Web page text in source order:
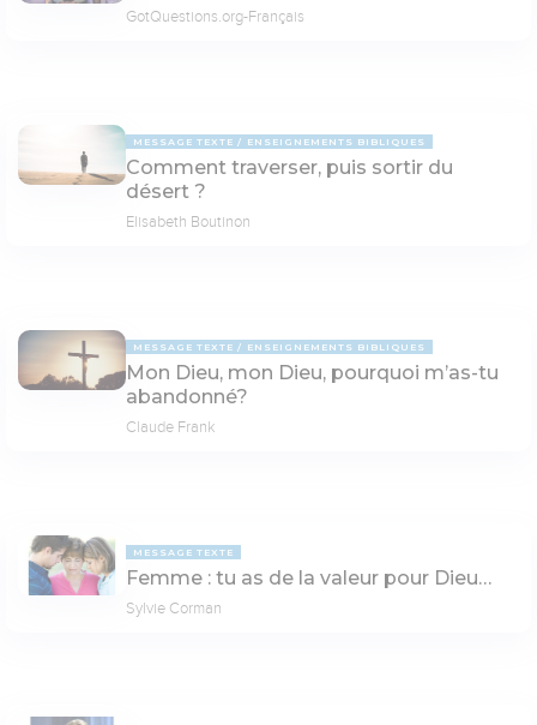
GotQuestions.org-Français
MESSAGE TEXTE ENSEIGNEMENTS BIBLIQUES
Comment traverser, puis sortir du
désert ?
Elisabeth Boutinon
MESSAGE TEXTE ENSEIGNEMENTS BIBLIQUES
Mon Dieu, mon Dieu, pourquoi m’as-tu
abandonné?
Claude Frank
MESSAGE TEXTE
Femme : tu as de la valeur pour Dieu…
Sylvie Corman